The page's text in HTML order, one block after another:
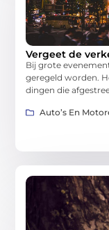
Vergeet de
Bij grote
geregeld worden.
dingen die
Auto’s En